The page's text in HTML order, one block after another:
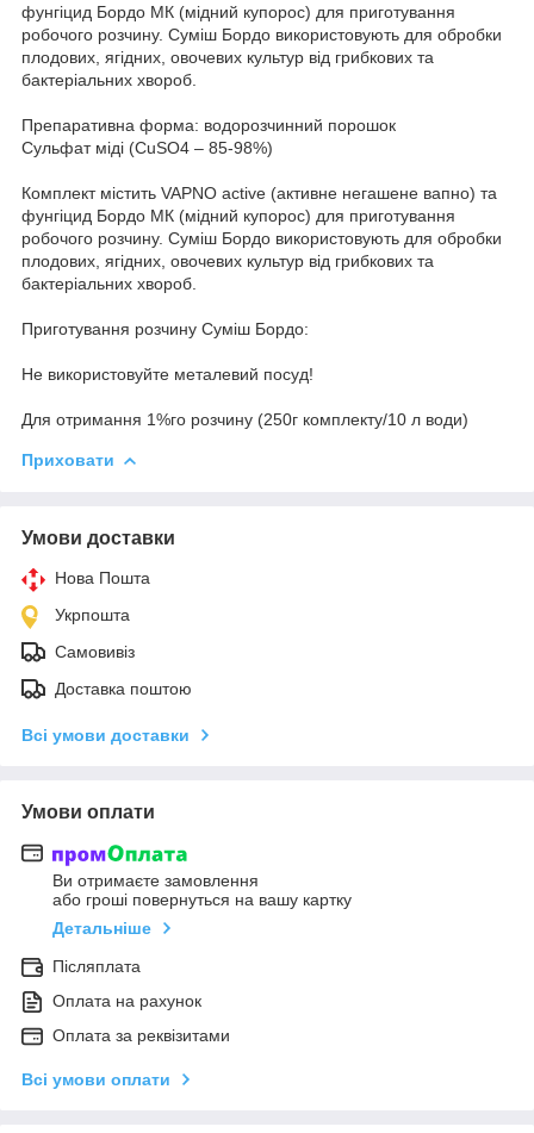
фунгіцид Бордо МК (мідний купорос) для приготування
робочого розчину. Суміш Бордо використовують для обробки
плодових, ягідних, овочевих культур від грибкових та
бактеріальних хвороб.
Препаративна форма: водорозчинний порошок
Сульфат міді (CuSO4 – 85-98%)
Комплект містить VAPNO active (активне негашене вапно) та
фунгіцид Бордо МК (мідний купорос) для приготування
робочого розчину. Суміш Бордо використовують для обробки
плодових, ягідних, овочевих культур від грибкових та
бактеріальних хвороб.
Приготування розчину Суміш Бордо:
Не використовуйте металевий посуд!
Для отримання 1%го розчину (250г комплекту/10 л води)
Приховати
Умови доставки
Нова Пошта
Укрпошта
Самовивіз
Доставка поштою
Всі умови доставки
Умови оплати
Ви отримаєте замовлення
або гроші повернуться на вашу картку
Детальніше
Післяплата
Оплата на рахунок
Оплата за реквізитами
Всі умови оплати